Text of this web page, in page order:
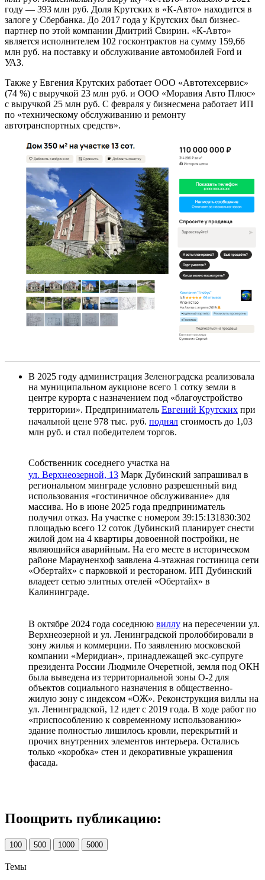
году — 393 млн руб. Доля Крутских в «К-Авто» находится в
залоге у Сбербанка. До 2017 года у Крутских был бизнес-
партнер по этой компании Дмитрий Свирин. «К-Авто»
является исполнителем 102 госконтрактов на сумму 159,66
млн руб. на поставку и обслуживание автомобилей Ford и
УАЗ.
Также у Евгения Крутских работает ООО «Автотехсервис»
(74 %) с выручкой 23 млн руб. и ООО «Моравия Авто Плюс»
с выручкой 25 млн руб. С февраля у бизнесмена работает ИП
по «техническому обслуживанию и ремонту
автотранспортных средств».
В 2025 году администрация Зеленоградска реализовала
на муниципальном аукционе всего 1 сотку земли в
центре курорта с назначением под «благоустройство
территории». Предприниматель Евгений Крутских при
начальной цене 978 тыс. руб. поднял стоимость до 1,03
млн руб. и стал победителем торгов.
Собственник соседнего участка на
ул. Верхнеозерной, 13 Марк Дубинский запрашивал в
региональном минграде условно разрешенный вид
использования «гостиничное обслуживание» для
массива. Но в июне 2025 года предприниматель
получил отказ. На участке с номером 39:15:131830:302
площадью всего 12 соток Дубинский планирует снести
жилой дом на 4 квартиры довоенной постройки, не
являющийся аварийным. На его месте в историческом
районе Марауненхоф заявлена 4-этажная гостиница сети
«Обертайх» с парковкой и рестораном. ИП Дубинский
владеет сетью элитных отелей «Обертайх» в
Калининграде.
В октябре 2024 года соседнюю виллу на пересечении ул.
Верхнеозерной и ул. Ленинградской пролоббировали в
зону жилья и коммерции. По заявлению московской
компании «Меридиан», принадлежащей экс-супруге
президента России Людмиле Очеретной, земля под ОКН
была выведена из территориальной зоны О-2 для
объектов социального назначения в общественно-
жилую зону с индексом «ОЖ». Реконструкция виллы на
ул. Ленинградской, 12 идет с 2019 года. В ходе работ по
«приспособлению к современному использованию»
здание полностью лишилось кровли, перекрытий и
прочих внутренних элементов интерьера. Остались
только «коробка» стен и декоративные украшения
фасада.
Поощрить публикацию:
100 500 1000 5000
Темы